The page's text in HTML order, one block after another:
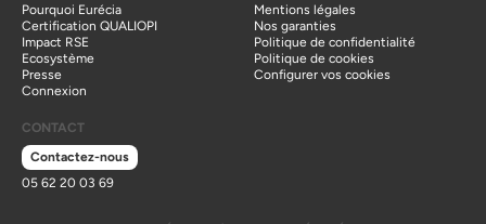
Pourquoi Eurécia
Certification QUALIOPI
Impact RSE
Ecosystème
Presse
Connexion
Mentions légales
Nos garanties
Politique de confidentialité
Politique de cookies
Configurer vos cookies
CONTACT
Contactez-nous
05 62 20 03 69